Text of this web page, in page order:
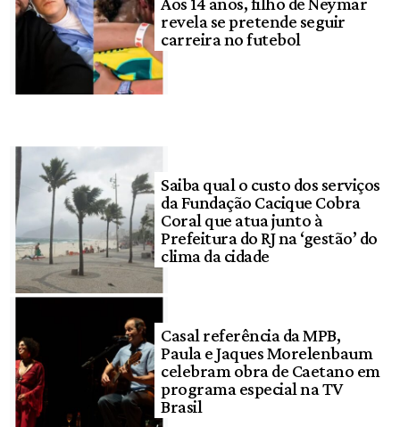
revela se pretende seguir
carreira no futebol
Saiba qual o custo dos serviços
da Fundação Cacique Cobra
Coral que atua junto à
Prefeitura do RJ na ‘gestão’ do
clima da cidade
Casal referência da MPB,
Paula e Jaques Morelenbaum
celebram obra de Caetano em
programa especial na TV
Brasil